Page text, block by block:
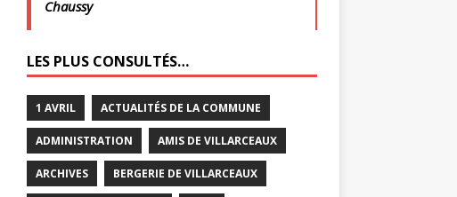
Chaussy
LES PLUS CONSULTÉS…
1 AVRIL ACTUALITÉS DE LA COMMUNE
ADMINISTRATION AMIS DE VILLARCEAUX
ARCHIVES BERGERIE DE VILLARCEAUX